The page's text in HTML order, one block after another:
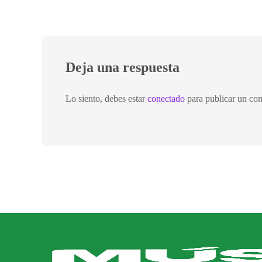
Deja una respuesta
Lo siento, debes estarconectado para publicar un